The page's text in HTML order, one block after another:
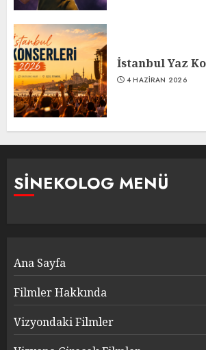
İstanbul Yaz
4 HAZIRAN 2026
SINEKOLOG MENÜ
Ana Sayfa
Filmler Hakkında
Vizyondaki Filmler